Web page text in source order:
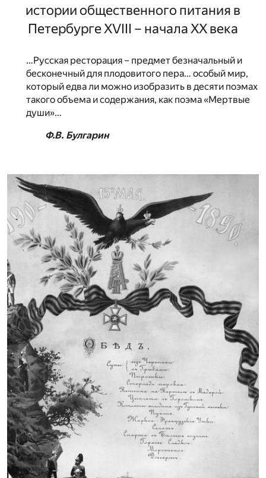
истории общественного питания в
Петербурге XVIII – начала XX века
…Русская ресторация – предмет безначальный и
бесконечный для плодовитого пера… особый мир,
который едва ли можно изобразить в десяти поэмах
такого объема и содержания, как поэма «Мертвые
души»…
Ф.В. Булгарин